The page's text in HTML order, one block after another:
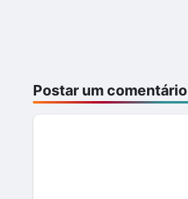
Postar um comentário